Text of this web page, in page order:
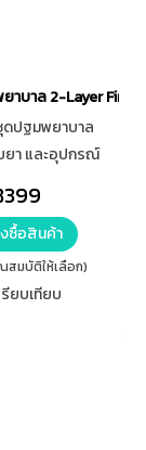
Aid Kit Bag
าบาล 2-Layer First
ปฐมพยาบาล
ยา และอุปกรณ์
2 ชั้น ทำให้เป็น
ได้ง่าย และสะดวก
กพา เมื่อต้องเดิน
ว หรือ ติดรถไว้
ซื้อสินค้า
มบัติให้เลือก)
รียบเทียบ